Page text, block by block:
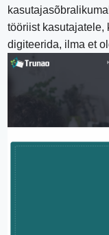
tööriist kasutajatele,
digiteerida, ilma et